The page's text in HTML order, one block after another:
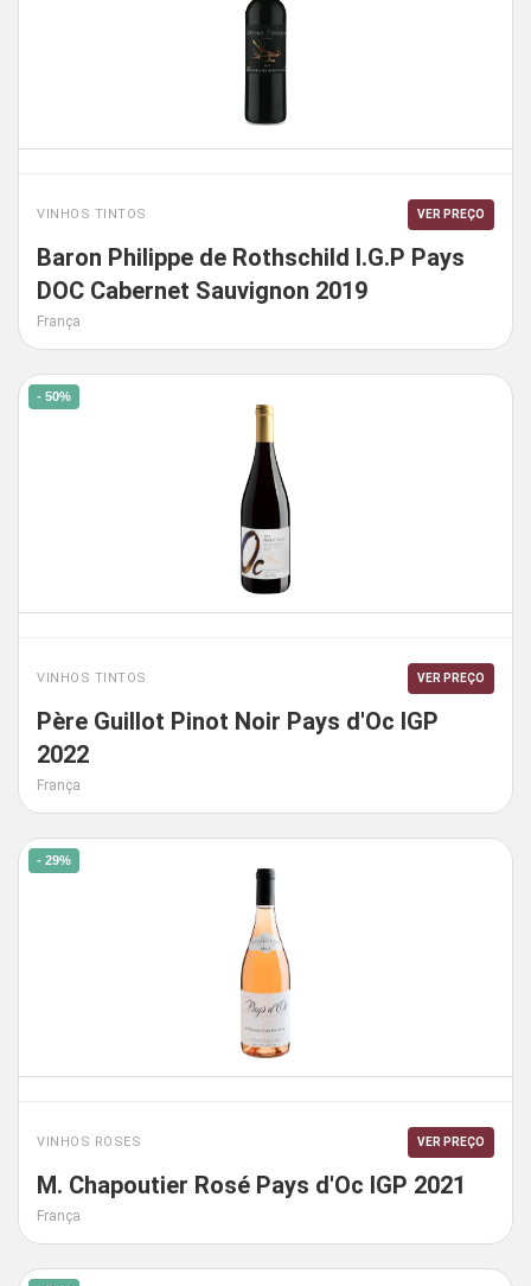
VINHOS TINTOS VER PREÇO
Baron Philippe de Rothschild I.G.P Pays
DOC Cabernet Sauvignon 2019
França
- 50%
VINHOS TINTOS VER PREÇO
Père Guillot Pinot Noir Pays d'Oc IGP
2022
França
- 29%
VINHOS ROSES VER PREÇO
M. Chapoutier Rosé Pays d'Oc IGP 2021
França